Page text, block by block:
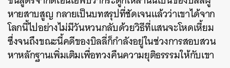
หายสาบสูญ กลายเป็นบทสรุปที่ชัดเจนแล้วว่าเขาได้จาก
โลกนี้ไปอย่างไม่มีวันหวนกลับด้วยวิธีที่แสนจะโหดเหี้ยม
ซึ่งจนถึงขณะนี้คดีของบิลลี่ก็กำลังอยู่ในช่วงการสอบสวน
หาหลักฐานเพิ่มเติมเพื่อทวงคืนความยุติธรรรมให้กับเขา